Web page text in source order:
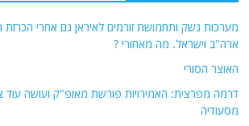
מערכות נשק ותחמושת זורמים לאיראן גם אחרי
ארה"ב וישראל. מה מאחורי ?
האוצר הסורי
דרמה מפרצית: האמירויות פורשת מאופ"ק ועושה
מסעודיה